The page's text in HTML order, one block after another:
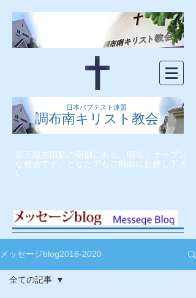
日本バプテスト連盟
調布南キリスト教会
京王線布田駅の南側にある、明るくオープン
な教会です。どなたでもご自由にお越し下さ
い。
メッセージblog2016-2020
全ての記事